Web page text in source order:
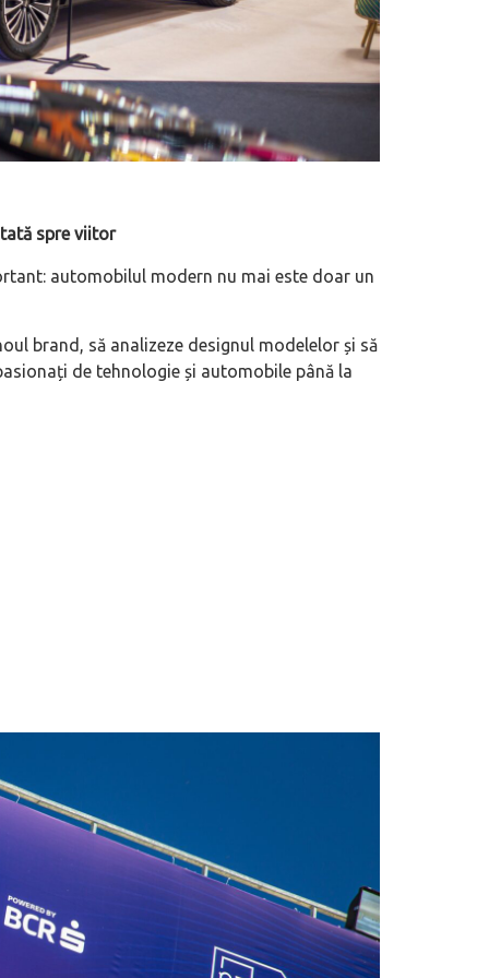
spre viitor
automobilul modern nu mai este doar un
brand, să analizeze designul modelelor și să
de tehnologie și automobile până la